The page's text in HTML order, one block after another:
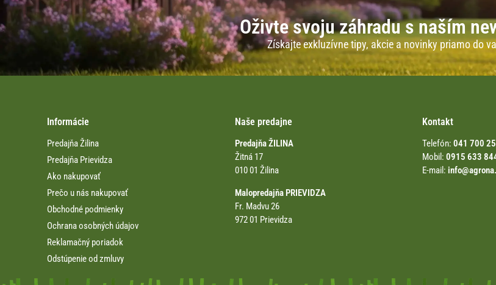
Oživte svoju záhradu s naším
Získajte exkluzívne tipy, akcie a novinky priamo do
Informácie
Predajňa Žilina
Predajňa Prievidza
Ako nakupovať
Prečo u nás nakupovať
Obchodné podmienky
Ochrana osobných údajov
Reklamačný poriadok
Odstúpenie od zmluvy
Naše predajne
Predajňa ŽILINA
Žitná 17
010 01 Žilina
Malopredajňa PRIEVIDZA
Fr. Madvu 26
972 01 Prievidza
Kontakt
Telefón: 041 700
Mobil: 0915 633
E-mail: